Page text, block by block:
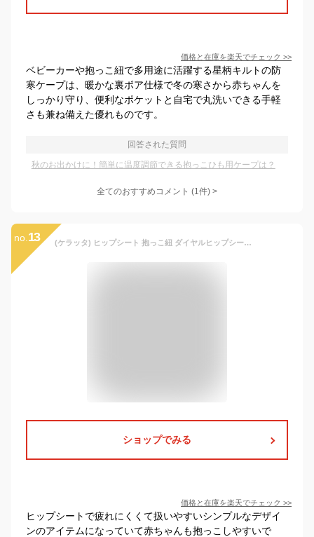
価格と在庫を楽天でチェック >>
ベビーカーや抱っこ紐で多用途に活躍する星柄キルトの防
寒ケープは、暖かな裏ボア仕様で冬の寒さから赤ちゃんを
しっかり守り、便利なポケットと自宅で丸洗いできる手軽
さも兼ね備えた優れものです。
回答された質問
秋のお出かけに！簡単に温度調節できる抱っこひも用ケープは？
全てのおすすめコメント (1件) >
no. 13 (ケラッタ) ヒップシート 抱っこ紐 ダイヤルヒップシート 対面抱っこ 前向き抱っこ 横抱き 通年 パパママ兼用 推奨耐荷重20kg おでかけ ひっぷしーと だっこひも HipGo 【送料無料】
ショップでみる
価格と在庫を楽天でチェック >>
ヒップシートで疲れにくくて扱いやすいシンプルなデザイ
ンのアイテムになっていて赤ちゃんも抱っこしやすいで